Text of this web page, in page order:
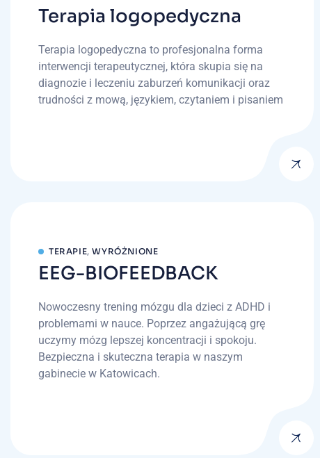
Terapia logopedyczna
Terapia logopedyczna to profesjonalna forma
interwencji terapeutycznej, która skupia się na
diagnozie i leczeniu zaburzeń komunikacji oraz
trudności z mową, językiem, czytaniem i pisaniem
TERAPIE,WYRÓŻNIONE
EEG-BIOFEEDBACK
Nowoczesny trening mózgu dla dzieci z ADHD i
problemami w nauce. Poprzez angażującą grę
uczymy mózg lepszej koncentracji i spokoju.
Bezpieczna i skuteczna terapia w naszym
gabinecie w Katowicach.